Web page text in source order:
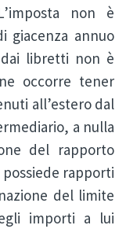
non è
giacenza annuo
libretti non è
occorre tener
all’estero dal
a nulla
del rapporto
rapporti
del limite
importi a lui